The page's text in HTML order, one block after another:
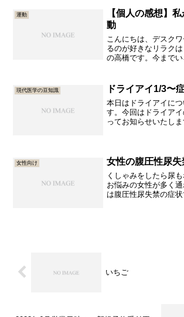
医療｣について、保険
りました。令和4年4
運動
【個人の感想】
動
こんにちは、デスク
るのが好きなリラク
の高橋です。今まで
つまみ食いしてまい
指したりせず「楽し
ベーションです。よ
ードが無いのでプロ
おりません。よく「
現代医学の豆知識 ドライアイ1/3〜
本日はドライアイに
す。今回はドライア
ってお知らせいたし
が不足したり、涙の
くなる病気です。目の
とがあります。日本
女性向け 女性の腹圧性尿失
くしゃみをしたら尿
お悩みの女性が多く
は腹圧性尿失禁の症
ゃる男性にも読んで
いちご